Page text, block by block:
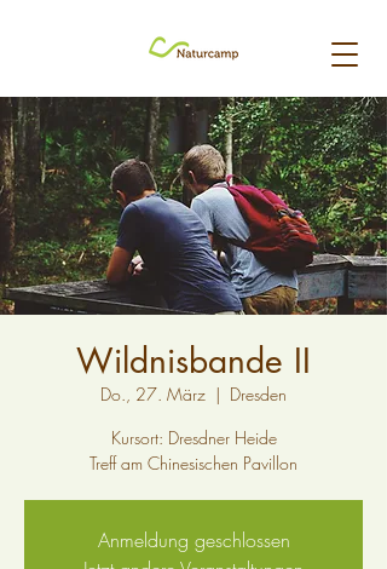
Wildnisbande II
Do., 27. März
  |
Dresden
Kursort: Dresdner Heide
Treff am Chinesischen Pavillon
Anmeldung geschlossen